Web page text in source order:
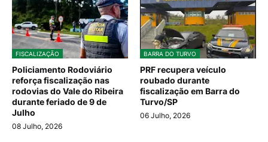
FISCALIZAÇÃO
Policiamento Rodoviário
reforça fiscalização nas
rodovias do Vale do Ribeira
durante feriado de 9 de
Julho
08 Julho, 2026
BARRA DO TURVO
PRF recupera veículo
roubado durante
fiscalização em Barra do
Turvo/SP
06 Julho, 2026